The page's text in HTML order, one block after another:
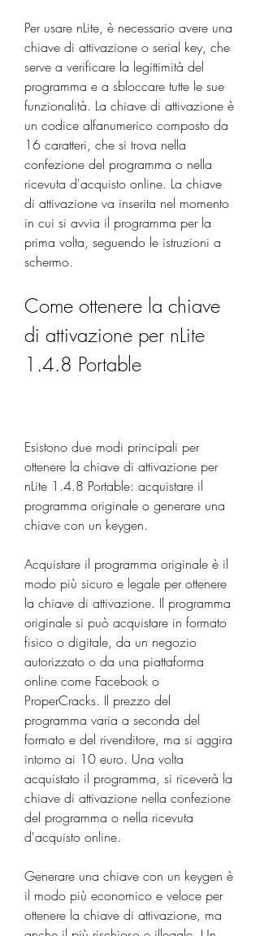
Per usare nLite, è necessario avere una
chiave di attivazione o serial key, che
serve a verificare la legittimità del
programma e a sbloccare tutte le sue
funzionalità. La chiave di attivazione è
un codice alfanumerico composto da
16 caratteri, che si trova nella
confezione del programma o nella
ricevuta d'acquisto online. La chiave
di attivazione va inserita nel momento
in cui si avvia il programma per la
prima volta, seguendo le istruzioni a
schermo.
Come ottenere la chiave
di attivazione per nLite
1.4.8 Portable
Esistono due modi principali per
ottenere la chiave di attivazione per
nLite 1.4.8 Portable: acquistare il
programma originale o generare una
chiave con un keygen.
Acquistare il programma originale è il
modo più sicuro e legale per ottenere
la chiave di attivazione. Il programma
originale si può acquistare in formato
fisico o digitale, da un negozio
autorizzato o da una piattaforma
online come Facebook o
ProperCracks. Il prezzo del
programma varia a seconda del
formato e del rivenditore, ma si aggira
intorno ai 10 euro. Una volta
acquistato il programma, si riceverà la
chiave di attivazione nella confezione
del programma o nella ricevuta
d'acquisto online.
Generare una chiave con un keygen è
il modo più economico e veloce per
ottenere la chiave di attivazione, ma